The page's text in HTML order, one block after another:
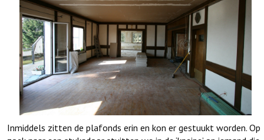
Inmiddels zitten de plafonds erin en kon er gestuukt worden. Op